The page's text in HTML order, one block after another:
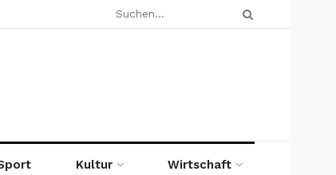
Kultur Wirtschaft